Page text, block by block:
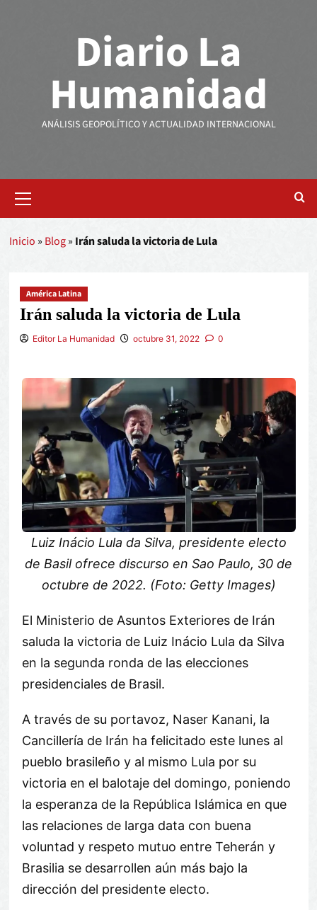
Diario La
Humanidad
ANÁLISIS GEOPOLÍTICO Y ACTUALIDAD INTERNACIONAL
Inicio » Blog» Irán saluda la victoria de Lula
América Latina
Irán saluda la victoria de Lula
Editor La Humanidad octubre 31, 2022 0
Luiz Inácio Lula da Silva, presidente electo
de Basil ofrece discurso en Sao Paulo, 30 de
octubre de 2022. (Foto: Getty Images)
El Ministerio de Asuntos Exteriores de Irán
saluda la victoria de Luiz Inácio Lula da Silva
en la segunda ronda de las elecciones
presidenciales de Brasil.
A través de su portavoz, Naser Kanani, la
Cancillería de Irán ha felicitado este lunes al
pueblo brasileño y al mismo Lula por su
victoria en el balotaje del domingo, poniendo
la esperanza de la República Islámica en que
las relaciones de larga data con buena
voluntad y respeto mutuo entre Teherán y
Brasilia se desarrollen aún más bajo la
dirección del presidente electo.